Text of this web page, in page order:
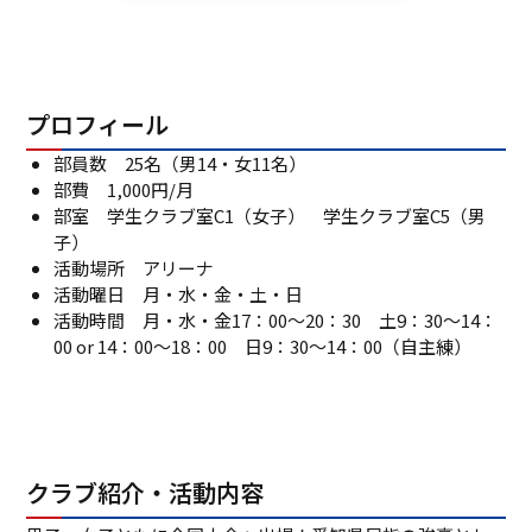
プロフィール
部員数 25名（男14・女11名）
部費 1,000円/月
部室 学生クラブ室C1（女子） 学生クラブ室C5（男
子）
活動場所 アリーナ
活動曜日 月・水・金・土・日
活動時間 月・水・金17：00～20：30 土9：30～14：
00 or 14：00～18：00 日9：30～14：00（自主練）
クラブ紹介・活動内容